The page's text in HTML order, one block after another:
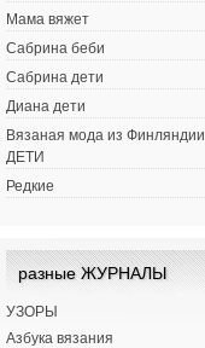
Мама вяжет
Сабрина беби
Сабрина дети
Диана дети
Вязаная мода из Финляндии
ДЕТИ
Редкие
разные ЖУРНАЛЫ
УЗОРЫ
Азбука вязания